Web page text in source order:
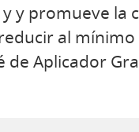
y promueve la
al
de Aplicador